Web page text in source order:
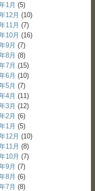
1月 (5)
12月 (10)
11月 (7)
10月 (16)
9月 (7)
8月 (8)
7月 (15)
6月 (10)
5月 (7)
4月 (11)
3月 (12)
2月 (6)
1月 (5)
12月 (10)
11月 (8)
10月 (7)
9月 (7)
8月 (6)
7月 (8)